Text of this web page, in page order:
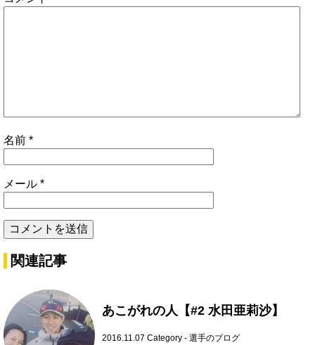
名前 *
メール *
関連記事
あこがれの人【#2 水田亜莉沙】
2016.11.07 Category - 選手のブログ